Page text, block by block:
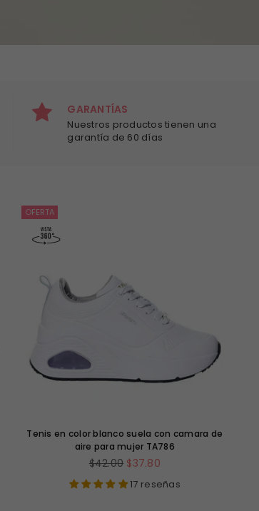
GARANTÍAS
Nuestros productos tienen una
garantía de 60 días
OFERTA
Tenis en color blanco suela con camara de
aire para mujer TA786
Precio
$42.00 $37.80
17 reseñas